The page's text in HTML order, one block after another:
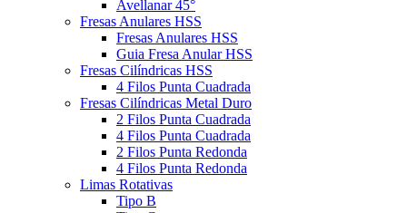
Avellanar 45°
Fresas Anulares HSS
Fresas Anulares HSS
Guia Fresa Anular HSS
Fresas Cilíndricas HSS
4 Filos Punta Cuadrada
Fresas Cilíndricas Metal Duro
2 Filos Punta Cuadrada
4 Filos Punta Cuadrada
2 Filos Punta Redonda
4 Filos Punta Redonda
Limas Rotativas
Tipo B